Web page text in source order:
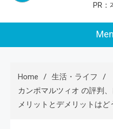
PR：
Home
生活・ライフ
カンポマルツィオ の評判
メリットとデメリットはど